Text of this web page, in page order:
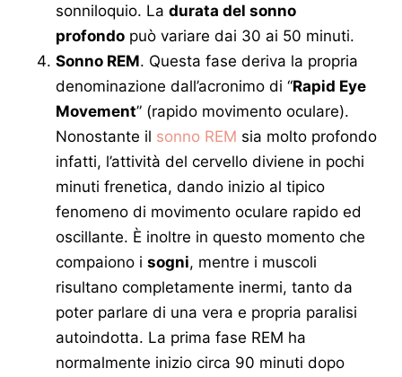
sonniloquio. La durata del sonno
profondo può variare dai 30 ai 50 minuti.
Sonno REM. Questa fase deriva la propria
denominazione dall’acronimo di “Rapid Eye
Movement” (rapido movimento oculare).
Nonostante il sonno REM sia molto profondo
infatti, l’attività del cervello diviene in pochi
minuti frenetica, dando inizio al tipico
fenomeno di movimento oculare rapido ed
oscillante. È inoltre in questo momento che
compaiono i sogni, mentre i muscoli
risultano completamente inermi, tanto da
poter parlare di una vera e propria paralisi
autoindotta. La prima fase REM ha
normalmente inizio circa 90 minuti dopo